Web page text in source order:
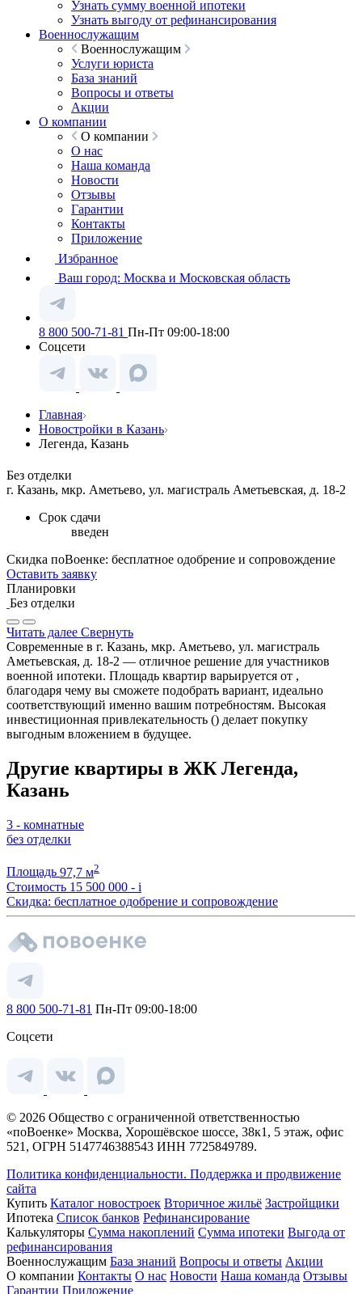
Узнать сумму военной ипотеки
Узнать выгоду от рефинансирования
Военнослужащим
Военнослужащим
Услуги юриста
База знаний
Вопросы и ответы
Акции
О компании
О компании
О нас
Наша команда
Новости
Отзывы
Гарантии
Контакты
Приложение
Избранное
Ваш город: Москва и Московская область
8 800 500-71-81 Пн-Пт 09:00-18:00
Соцсети
Главная
Новостройки в Казань
Легенда, Казань
Без отделки
г. Казань, мкр. Аметьево, ул. магистраль Аметьевская, д. 18-2
Срок сдачи
введен
Скидка поВоенке: бесплатное одобрение и сопровождение
Оставить заявку
Планировки
Без отделки
Читать далее Свернуть
Современные в г. Казань, мкр. Аметьево, ул. магистраль
Аметьевская, д. 18-2 — отличное решение для участников
военной ипотеки. Площадь квартир варьируется от ,
благодаря чему вы сможете подобрать вариант, идеально
соответствующий именно вашим потребностям. Высокая
инвестиционная привлекательность () делает покупку
выгодным вложением в будущее.
Другие квартиры в ЖК Легенда,
Казань
3 - комнатные
без отделки
Площадь 97,7 м2
Стоимость 15 500 000 - i
Скидка: бесплатное одобрение и сопровождение
8 800 500-71-81 Пн-Пт 09:00-18:00
Соцсети
© 2026 Общество с ограниченной ответственностью
«поВоенке» Москва, Хорошёвское шоссе, 38к1, 5 этаж, офис
521, ОГРН 5147746388543 ИНН 7725849789.
Политика конфиденциальности. Поддержка и продвижение
сайта
Купить Каталог новостроек Вторичное жильё Застройщики
Ипотека Список банков Рефинансирование
Калькуляторы Сумма накоплений Сумма ипотеки Выгода от
рефинансирования
Военнослужащим База знаний Вопросы и ответы Акции
О компании Контакты О нас Новости Наша команда Отзывы
Гарантии Приложение